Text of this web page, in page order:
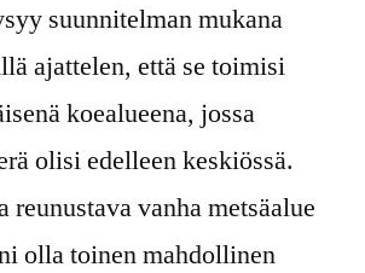
suunnitelman mukana
ajattelen, että se toimisi
koealueena, jossa
olisi edelleen keskiössä.
vanha metsäalue
olla toinen mahdollinen